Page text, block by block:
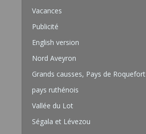
Vacances
Publicité
English version
Nord Aveyron
Grands causses, Pays de Roquefort
pays ruthénois
Vallée du Lot
Ségala et Lévezou